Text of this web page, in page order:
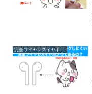
完全ワイヤレスイヤホン豆知識